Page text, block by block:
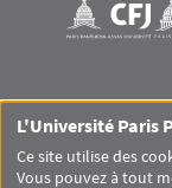
Visuel svg
RS
L'Université Paris
Ce site utilise des
Vous pouvez à tout